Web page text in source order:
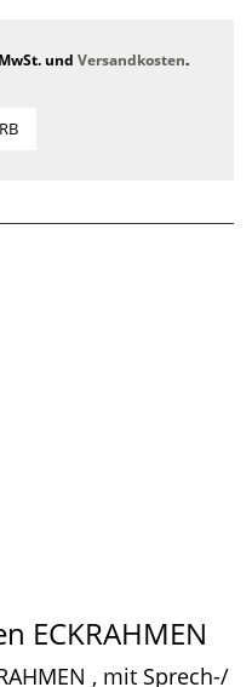
und Versandkosten.
ECKRAHMEN
, mit Sprech-/